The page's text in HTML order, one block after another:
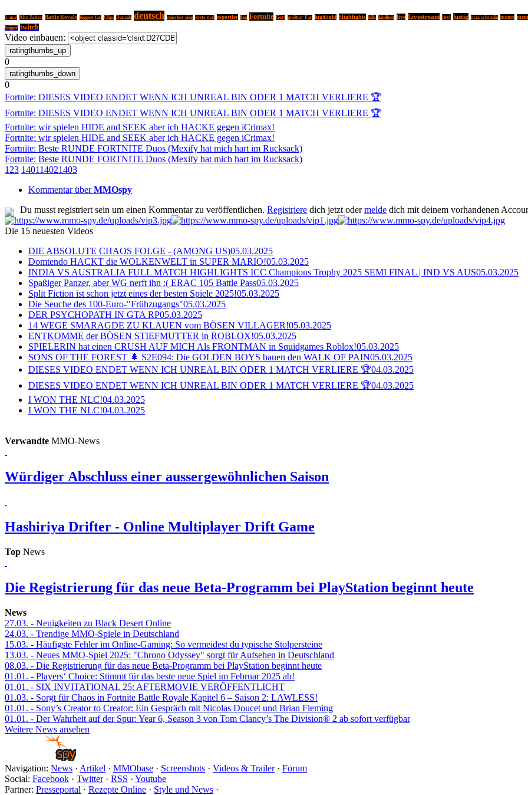
1. mal Alte Zeiten Battle Royale biggest fan Clips Damals deutsch epischer sieg erste mal esportler fan Fortnite Gott größter Fan highlight Highlights kills kindheit live Livestream lost lustig max schradin meme
Sniper twitch
Video einbauen:
0
0
Fortnite: DIESES VIDEO ENDET WENN ICH UNREAL BIN ODER 1 MATCH VERLIERE 🏆
Fortnite: DIESES VIDEO ENDET WENN ICH UNREAL BIN ODER 1 MATCH VERLIERE 🏆
Fortnite: wir spielen HIDE and SEEK aber ich HACKE gegen iCrimax!
Fortnite: wir spielen HIDE and SEEK aber ich HACKE gegen iCrimax!
Fortnite: Beste RUNDE FORTNITE Duos (Mexify hat mich hart im Rucksack)
Fortnite: Beste RUNDE FORTNITE Duos (Mexify hat mich hart im Rucksack)
1 23 140114021403
Kommentar überMMOspy
Du musst registriert sein um einen Kommentar zu veröffentlichen. Registriere dich jetzt odermelde dich mit deinem vorhandenen
Die 15 neuesten Videos
DIE ABSOLUTE CHAOS FOLGE - (AMONG US)05.03.2025
Domtendo HACKT die WOLKENWELT in SUPER MARIO!05.03.2025
INDIA VS AUSTRALIA FULL MATCH HIGHLIGHTS ICC Champions Trophy 2025 SEMI FINAL | IND VS AUS05.03.2025
Spaßiger Panzer, aber WG nerft ihn :( ERAC 105 Battle Pass05.03.2025
Split Fiction ist schon jetzt eines der besten Spiele 2025!05.03.2025
Die Seuche des 100-Euro-"Frühzugangs"05.03.2025
DER PSYCHOPATH IN GTA RP05.03.2025
14 WEGE SMARAGDE ZU KLAUEN vom BÖSEN VILLAGER!05.03.2025
ENTKOMME der BÖSEN STIEFMUTTER in ROBLOX!05.03.2025
SPIELERIN hat einen CRUSH AUF MICH Als FRONTMAN in Squidgames Roblox!05.03.2025
SONS OF THE FOREST 🌲 S2E094: Die GOLDEN BOYS bauen den WALK OF PAIN05.03.2025
DIESES VIDEO ENDET WENN ICH UNREAL BIN ODER 1 MATCH VERLIERE 🏆04.03.2025
DIESES VIDEO ENDET WENN ICH UNREAL BIN ODER 1 MATCH VERLIERE 🏆04.03.2025
I WON THE NLC!04.03.2025
I WON THE NLC!04.03.2025
Verwandte MMO-News
Würdiger Abschluss einer aussergewöhnlichen Saison
Hashiriya Drifter - Online Multiplayer Drift Game
Top News
Die Registrierung für das neue Beta-Programm bei PlayStation beginnt heute
News
27.03. - Neuigkeiten zu Black Desert Online
24.03. - Trendige MMO-Spiele in Deutschland
15.03. - Häufigste Fehler im Online-Gaming: So vermeidest du typische Stolpersteine
13.03. - Neues MMO-Spiel 2025: "Chrono Odyssey" sorgt für Aufsehen in Deutschland
08.03. - Die Registrierung für das neue Beta-Programm bei PlayStation beginnt heute
01.01. - Players‘ Choice: Stimmt für das beste neue Spiel im Februar 2025 ab!
01.01. - SIX INVITATIONAL 25: AFTERMOVIE VERÖFFENTLICHT
01.03. - Sorgt für Chaos in Fortnite Battle Royale Kapitel 6 – Saison 2: LAWLESS!
01.01. - Sony’s Creator to Creator: Ein Gespräch mit Nicolas Doucet und Brian Fleming
01.01. - Der Wahrheit auf der Spur: Year 6, Season 3 von Tom Clancy’s The Division® 2 ab sofort verfügbar
Weitere News ansehen
Navigation: News · Artikel · MMObase · Screenshots · Videos & Trailer· Forum
Social: Facebook · Twitter· RSS · Youtube
Partner: Presseportal · Rezepte Online · Style und News ·